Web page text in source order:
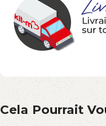
Cela Pourrait